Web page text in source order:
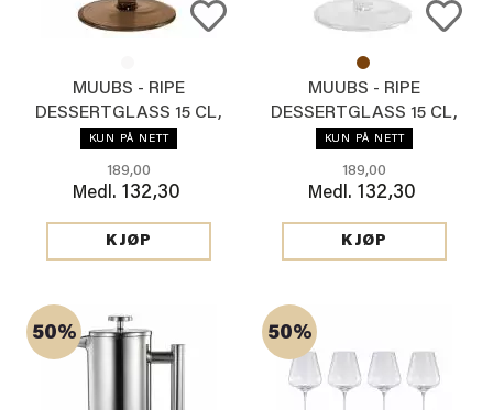
MUUBS - RIPE
DESSERTGLASS 15 CL,
BRUN
KUN PÅ NETT
189,00
Medl. 132,30
KJØP
MUUBS - RIPE
DESSERTGLASS 15 CL,
KLAR
KUN PÅ NETT
189,00
Medl. 132,30
KJØP
50% 50%